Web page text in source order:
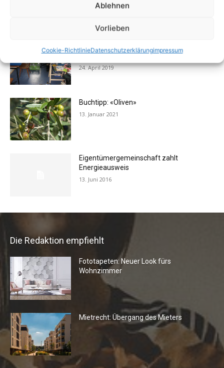
Ablehnen
Vorlieben
Cookie-RichtlinieDatenschutzerklärungimpressum
Vermieter aufgepasst: Wenn Mieter ihre
Einrichtung zurücklassen
24. April 2019
Buchtipp: «Oliven»
13. Januar 2021
Eigentümergemeinschaft zahlt
Energieausweis
13. Juni 2016
Die Redaktion empfiehlt
Fototapeten: Neuer Look fürs
Wohnzimmer
Mietrecht: Übergang des Mieters